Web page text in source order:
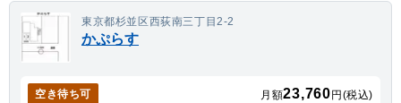
東京都杉並区西荻南三丁目2-2
かぷらす
空き待ち可 月額23,760 円(税込)